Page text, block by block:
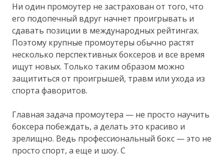
Ни один промоутер не застрахован от того, что
его подопечный вдруг начнет проигрывать и
сдавать позиции в международных рейтингах.
Поэтому крупные промоутеры обычно растят
несколько перспективных боксеров и все время
ищут новых. Только таким образом можно
защититься от проигрышей, травм или ухода из
спорта фаворитов.
Главная задача промоутера — не просто научить
боксера побеждать, а делать это красиво и
зрелищно. Ведь профессиональный бокс — это не
просто спорт, а еще и шоу. С